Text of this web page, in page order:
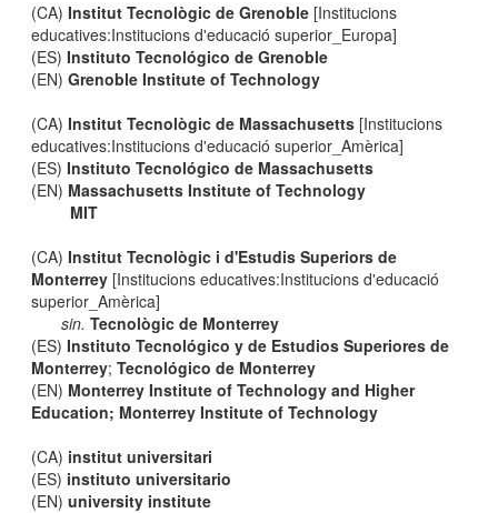
(CA)Institut Tecnològic de Grenoble [Institucions
educatives:Institucions d'educació superior_Europa]
(ES)Instituto Tecnológico de Grenoble
(EN)Grenoble Institute of Technology
(CA)Institut Tecnològic de Massachusetts [Institucions
educatives:Institucions d'educació superior_Amèrica]
(ES)Instituto Tecnológico de Massachusetts
(EN) Massachusetts Institute of Technology
MIT
(CA)Institut Tecnològic i d'Estudis Superiors de
Monterrey [Institucions educatives:Institucions d'educació
superior_Amèrica]
sin. Tecnològic de Monterrey
(ES)Instituto Tecnológico y de Estudios Superiores de
Monterrey;Tecnológico de Monterrey
(EN) Monterrey Institute of Technology and Higher
Education; Monterrey Institute of Technology
(CA) institut universitari
(ES) instituto universitario
(EN)university institute